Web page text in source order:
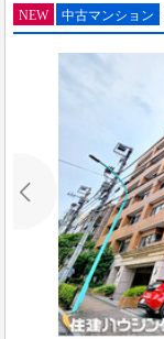
NEW 中古マンション